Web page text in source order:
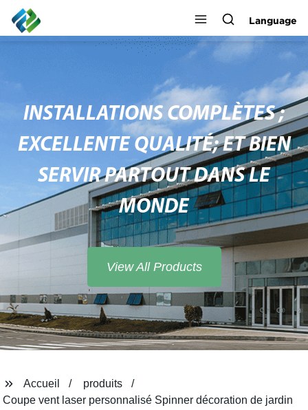
Language
INSTALLATIONS COMPLÈTES ;
EXCELLENTE QUALITÉ; ET BIEN
SERVIR PARTOUT DANS LE
MONDE
View All Products
Accueil
produits
Coupe vent laser personnalisé Spinner décoration de jardin